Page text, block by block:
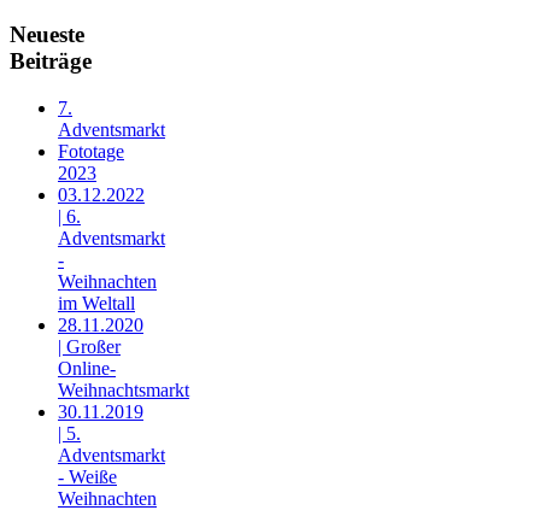
Neueste
Beiträge
7.
Adventsmarkt
Fototage
2023
03.12.2022
| 6.
Adventsmarkt
-
Weihnachten
im Weltall
28.11.2020
| Großer
Online-
Weihnachtsmarkt
30.11.2019
| 5.
Adventsmarkt
- Weiße
Weihnachten